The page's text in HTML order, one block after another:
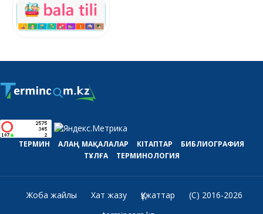
ТЕРМИН АЛАҢ МАҚАЛАЛАР КІТАПТАР
БИБЛИОГРАФИЯ
ТҰЛҒА
ТЕРМИНОЛОГИЯ
Жоба жайлы Хат жазу Құжаттар
(C) 2016-2026